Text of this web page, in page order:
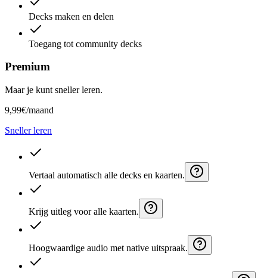
Decks maken en delen
Toegang tot community decks
Premium
Maar je kunt sneller leren.
9,99€/maand
Sneller leren
Vertaal automatisch alle decks en kaarten.
Krijg uitleg voor alle kaarten.
Hoogwaardige audio met native uitspraak.